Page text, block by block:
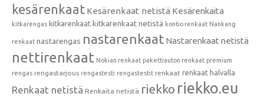
kesärenkaat Kesärenkaat netistä Kesärenkaita
kitkarengas kitkarenkaat kitkarenkaat netistä kontio renkaat Nankang
renkaat nastarengas nastarenkaat Nastarenkaat netistä
nettirenkaat Nokian renkaat pakettiauton renkaat premium
rengas rengastarjous rengastesti rengastestit renkaat renkaat halvalla
Renkaat netistä Renkaita netistä riekko riekko.eu